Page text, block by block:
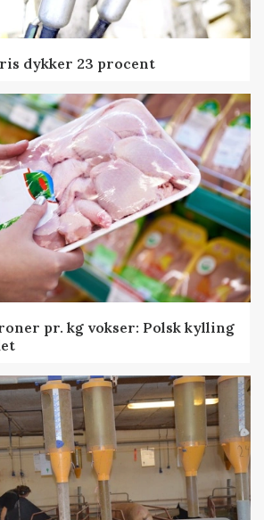
dykker 23 procent
pr. kg vokser: Polsk kylling